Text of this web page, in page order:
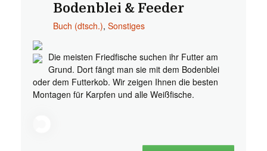
Bodenblei & Feeder
Buch (dtsch.), Sonstiges
Die meisten Friedfische suchen ihr Futter am
Grund. Dort fängt man sie mit dem Bodenblei
oder dem Futterkob. Wir zeigen Ihnen die besten
Montagen für Karpfen und alle Weißfische.